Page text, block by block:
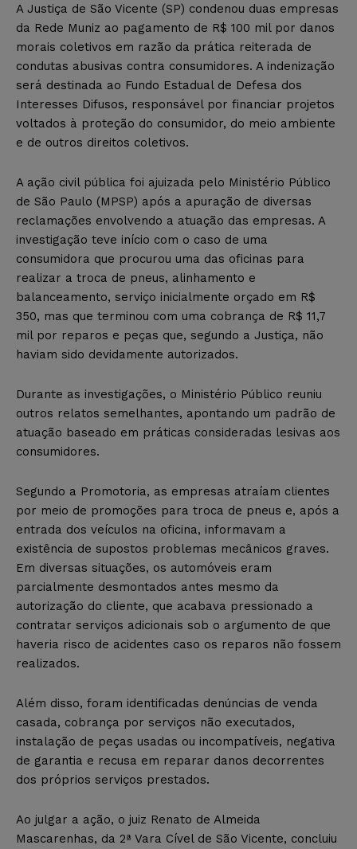
A Justiça de São Vicente (SP) condenou duas empresas
da Rede Muniz ao pagamento de R$ 100 mil por danos
morais coletivos em razão da prática reiterada de
condutas abusivas contra consumidores. A indenização
será destinada ao Fundo Estadual de Defesa dos
Interesses Difusos, responsável por financiar projetos
voltados à proteção do consumidor, do meio ambiente
e de outros direitos coletivos.
A ação civil pública foi ajuizada pelo Ministério Público
de São Paulo (MPSP) após a apuração de diversas
reclamações envolvendo a atuação das empresas. A
investigação teve início com o caso de uma
consumidora que procurou uma das oficinas para
realizar a troca de pneus, alinhamento e
balanceamento, serviço inicialmente orçado em R$
350, mas que terminou com uma cobrança de R$ 11,7
mil por reparos e peças que, segundo a Justiça, não
haviam sido devidamente autorizados.
Durante as investigações, o Ministério Público reuniu
outros relatos semelhantes, apontando um padrão de
atuação baseado em práticas consideradas lesivas aos
consumidores.
Segundo a Promotoria, as empresas atraíam clientes
por meio de promoções para troca de pneus e, após a
entrada dos veículos na oficina, informavam a
existência de supostos problemas mecânicos graves.
Em diversas situações, os automóveis eram
parcialmente desmontados antes mesmo da
autorização do cliente, que acabava pressionado a
contratar serviços adicionais sob o argumento de que
haveria risco de acidentes caso os reparos não fossem
realizados.
Além disso, foram identificadas denúncias de venda
casada, cobrança por serviços não executados,
instalação de peças usadas ou incompatíveis, negativa
de garantia e recusa em reparar danos decorrentes
dos próprios serviços prestados.
Ao julgar a ação, o juiz Renato de Almeida
Mascarenhas, da 2ª Vara Cível de São Vicente, concluiu